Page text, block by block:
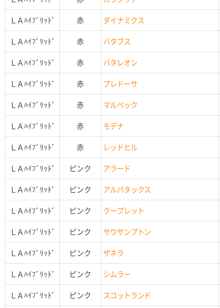
ＬＡﾊｲﾌﾞﾘｯﾄﾞ
赤
ダイナミクス
ＬＡﾊｲﾌﾞﾘｯﾄﾞ
赤
バタブス
ＬＡﾊｲﾌﾞﾘｯﾄﾞ
赤
バタレオン
ＬＡﾊｲﾌﾞﾘｯﾄﾞ
赤
プレドーサ
ＬＡﾊｲﾌﾞﾘｯﾄﾞ
赤
マルベック
ＬＡﾊｲﾌﾞﾘｯﾄﾞ
赤
モデナ
ＬＡﾊｲﾌﾞﾘｯﾄﾞ
赤
レッドヒル
ＬＡﾊｲﾌﾞﾘｯﾄﾞ
ピンク
アラード
ＬＡﾊｲﾌﾞﾘｯﾄﾞ
ピンク
アルバタックス
ＬＡﾊｲﾌﾞﾘｯﾄﾞ
ピンク
クープレット
ＬＡﾊｲﾌﾞﾘｯﾄﾞ
ピンク
サウサンプトン
ＬＡﾊｲﾌﾞﾘｯﾄﾞ
ピンク
ザネラ
ＬＡﾊｲﾌﾞﾘｯﾄﾞ
ピンク
シムラー
ＬＡﾊｲﾌﾞﾘｯﾄﾞ
ピンク
スコットランド